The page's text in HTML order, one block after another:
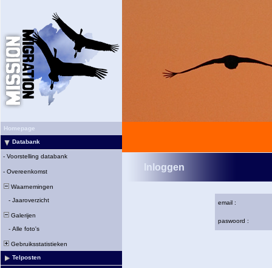
Homepage
Databank
- Voorstelling databank
- Overeenkomst
Waarnemingen
- Jaaroverzicht
Galerijen
- Alle foto's
Gebruiksstatistieken
Telposten
Inloggen
email :
paswoord :